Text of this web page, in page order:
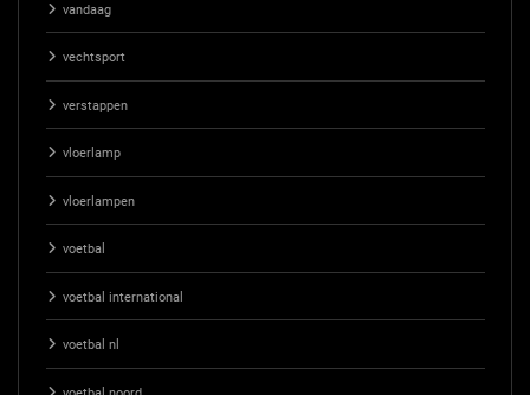
vandaag
vechtsport
verstappen
vloerlamp
vloerlampen
voetbal
voetbal international
voetbal nl